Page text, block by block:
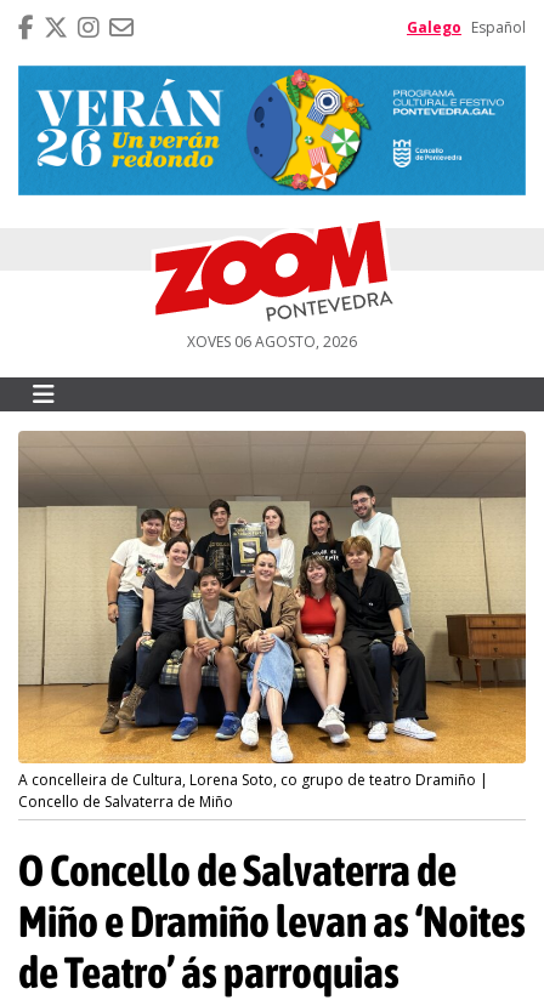
Galego Español
XOVES 06 AGOSTO, 2026
A concelleira de Cultura, Lorena Soto, co grupo de teatro Dramiño |
Concello de Salvaterra de Miño
O Concello de Salvaterra de
Miño e Dramiño levan as ‘Noites
de Teatro’ ás parroquias